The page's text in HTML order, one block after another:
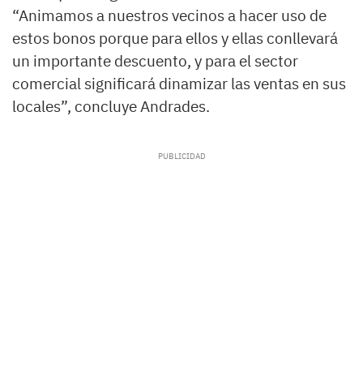
“Animamos a nuestros vecinos a hacer uso de
estos bonos porque para ellos y ellas conllevará
un importante descuento, y para el sector
comercial significará dinamizar las ventas en sus
locales”, concluye Andrades.